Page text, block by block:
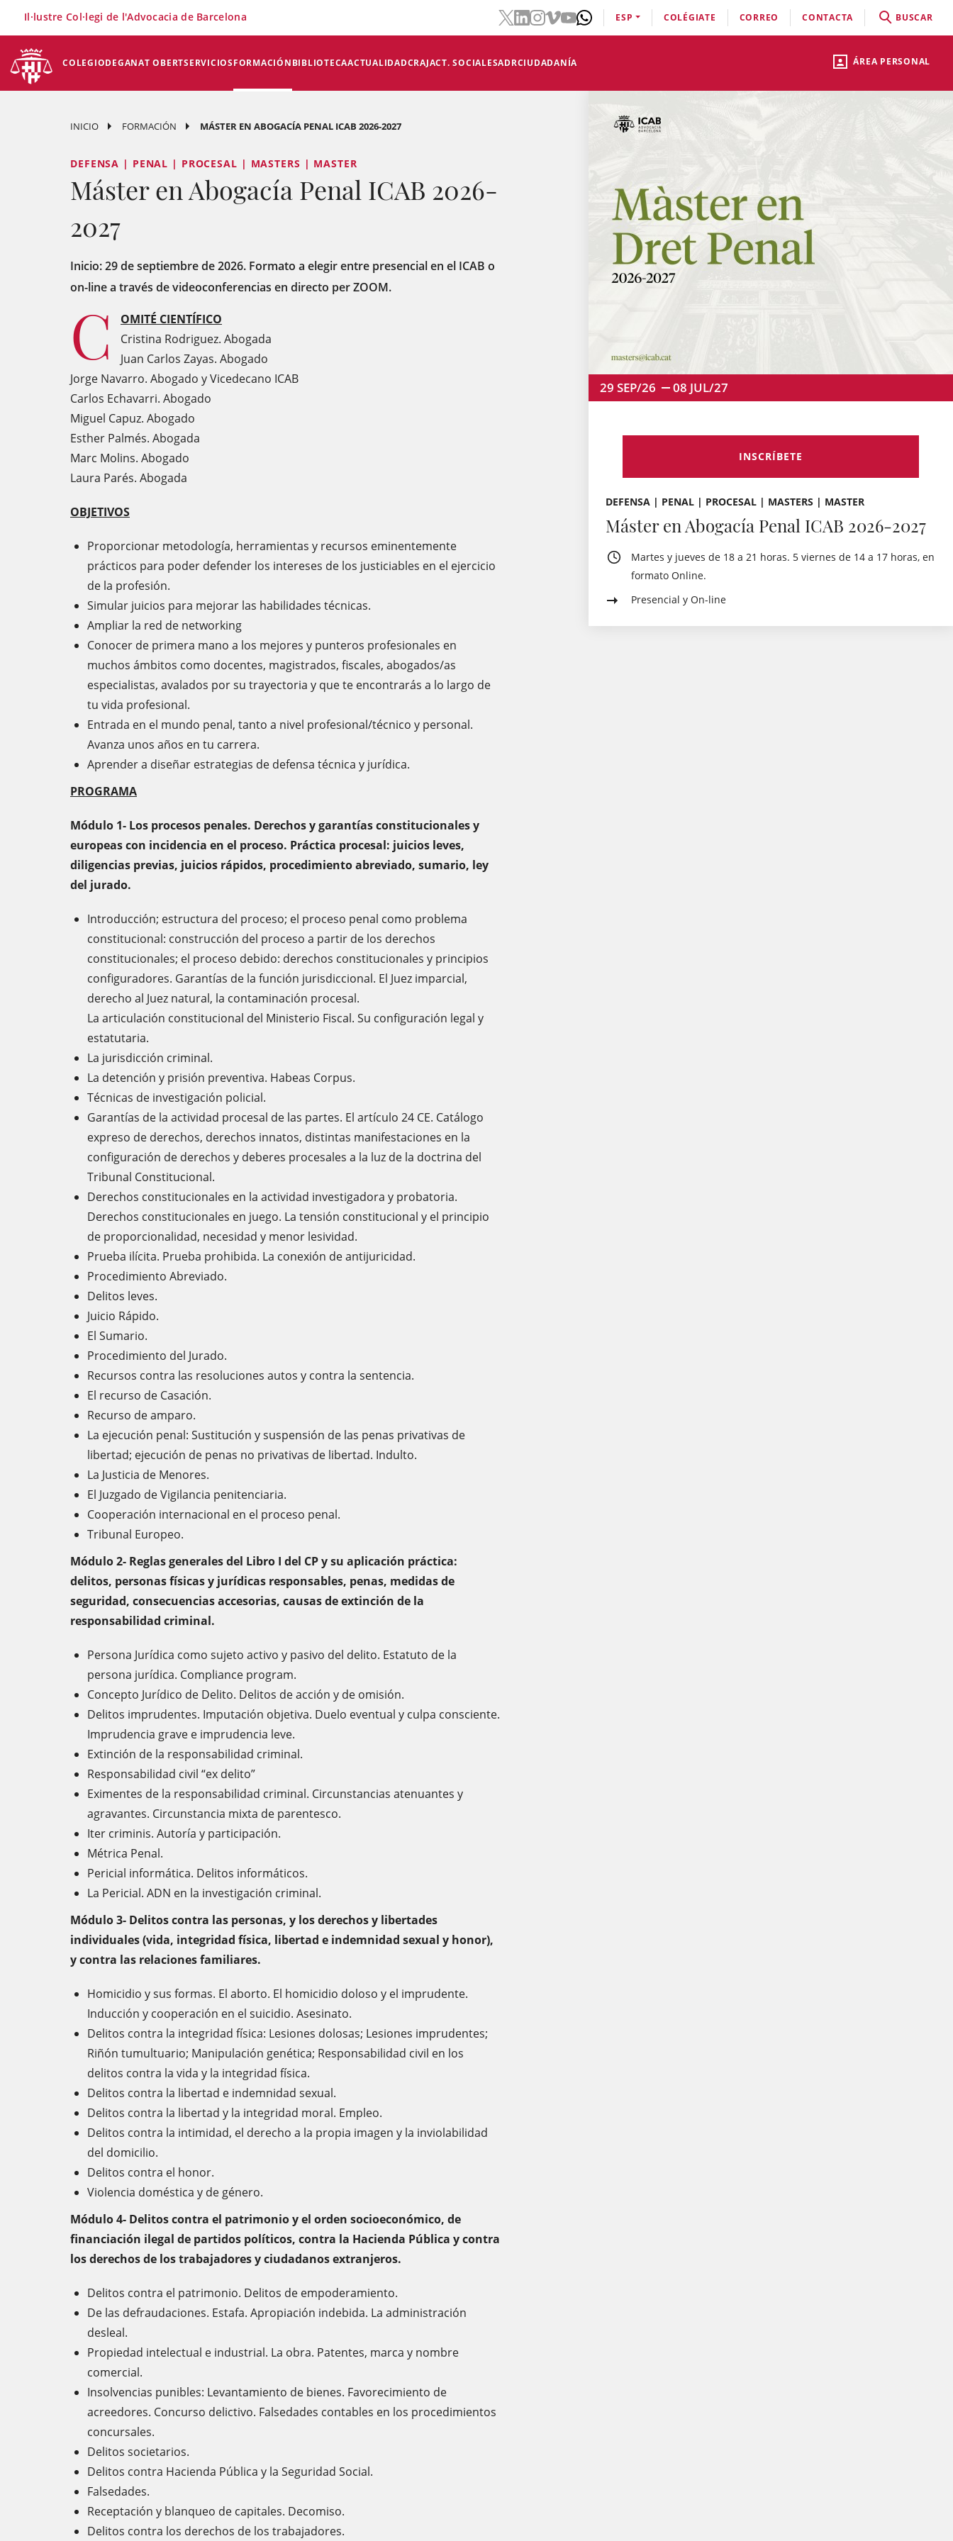
ÁREA PERSONAL
COLEGIODEGANAT OBERTSERVICIOSFORMACIÓNBIBLIOTECAACTUALIDADCRAJACT. SOCIALESADRCIUDADANÍA
Il·lustre Col·legi de l'Advocacia de Barcelona ESP COLÉGIATE CORREO CONTACTA BUSCAR
INICIO FORMACIÓN MÁSTER EN ABOGACÍA PENAL ICAB 2026-2027
DEFENSA | PENAL | PROCESAL | MASTERS | MASTER
Máster en Abogacía Penal ICAB 2026-
2027
Inicio: 29 de septiembre de 2026. Formato a elegir entre presencial en el ICAB o
on-line a través de videoconferencias en directo per ZOOM.
C
OMITÉ CIENTÍFICO
Cristina Rodriguez. Abogada
Juan Carlos Zayas. Abogado
Jorge Navarro. Abogado y Vicedecano ICAB
Carlos Echavarri. Abogado
Miguel Capuz. Abogado
Esther Palmés. Abogada
Marc Molins. Abogado
Laura Parés. Abogada
OBJETIVOS
Proporcionar metodología, herramientas y recursos eminentemente
prácticos para poder defender los intereses de los justiciables en el ejercicio
de la profesión.
Simular juicios para mejorar las habilidades técnicas.
Ampliar la red de networking
Conocer de primera mano a los mejores y punteros profesionales en
muchos ámbitos como docentes, magistrados, fiscales, abogados/as
especialistas, avalados por su trayectoria y que te encontrarás a lo largo de
tu vida profesional.
Entrada en el mundo penal, tanto a nivel profesional/técnico y personal.
Avanza unos años en tu carrera.
Aprender a diseñar estrategias de defensa técnica y jurídica.
PROGRAMA
Módulo 1- Los procesos penales. Derechos y garantías constitucionales y
europeas con incidencia en el proceso. Práctica procesal: juicios leves,
diligencias previas, juicios rápidos, procedimiento abreviado, sumario, ley
del jurado.
Introducción; estructura del proceso; el proceso penal como problema
constitucional: construcción del proceso a partir de los derechos
constitucionales; el proceso debido: derechos constitucionales y principios
configuradores. Garantías de la función jurisdiccional. El Juez imparcial,
derecho al Juez natural, la contaminación procesal.
La articulación constitucional del Ministerio Fiscal. Su configuración legal y
estatutaria.
La jurisdicción criminal.
La detención y prisión preventiva. Habeas Corpus.
Técnicas de investigación policial.
Garantías de la actividad procesal de las partes. El artículo 24 CE. Catálogo
expreso de derechos, derechos innatos, distintas manifestaciones en la
configuración de derechos y deberes procesales a la luz de la doctrina del
Tribunal Constitucional.
Derechos constitucionales en la actividad investigadora y probatoria.
Derechos constitucionales en juego. La tensión constitucional y el principio
de proporcionalidad, necesidad y menor lesividad.
Prueba ilícita. Prueba prohibida. La conexión de antijuricidad.
Procedimiento Abreviado.
Delitos leves.
Juicio Rápido.
El Sumario.
Procedimiento del Jurado.
Recursos contra las resoluciones autos y contra la sentencia.
El recurso de Casación.
Recurso de amparo.
La ejecución penal: Sustitución y suspensión de las penas privativas de
libertad; ejecución de penas no privativas de libertad. Indulto.
La Justicia de Menores.
El Juzgado de Vigilancia penitenciaria.
Cooperación internacional en el proceso penal.
Tribunal Europeo.
Módulo 2- Reglas generales del Libro I del CP y su aplicación práctica:
delitos, personas físicas y jurídicas responsables, penas, medidas de
seguridad, consecuencias accesorias, causas de extinción de la
responsabilidad criminal.
Persona Jurídica como sujeto activo y pasivo del delito. Estatuto de la
persona jurídica. Compliance program.
Concepto Jurídico de Delito. Delitos de acción y de omisión.
Delitos imprudentes. Imputación objetiva. Duelo eventual y culpa consciente.
Imprudencia grave e imprudencia leve.
Extinción de la responsabilidad criminal.
Responsabilidad civil “ex delito”
Eximentes de la responsabilidad criminal. Circunstancias atenuantes y
agravantes. Circunstancia mixta de parentesco.
Iter criminis. Autoría y participación.
Métrica Penal.
Pericial informática. Delitos informáticos.
La Pericial. ADN en la investigación criminal.
Módulo 3- Delitos contra las personas, y los derechos y libertades
individuales (vida, integridad física, libertad e indemnidad sexual y honor),
y contra las relaciones familiares.
Homicidio y sus formas. El aborto. El homicidio doloso y el imprudente.
Inducción y cooperación en el suicidio. Asesinato.
Delitos contra la integridad física: Lesiones dolosas; Lesiones imprudentes;
Riñón tumultuario; Manipulación genética; Responsabilidad civil en los
delitos contra la vida y la integridad física.
Delitos contra la libertad e indemnidad sexual.
Delitos contra la libertad y la integridad moral. Empleo.
Delitos contra la intimidad, el derecho a la propia imagen y la inviolabilidad
del domicilio.
Delitos contra el honor.
Violencia doméstica y de género.
Módulo 4- Delitos contra el patrimonio y el orden socioeconómico, de
financiación ilegal de partidos políticos, contra la Hacienda Pública y contra
los derechos de los trabajadores y ciudadanos extranjeros.
Delitos contra el patrimonio. Delitos de empoderamiento.
De las defraudaciones. Estafa. Apropiación indebida. La administración
desleal.
Propiedad intelectual e industrial. La obra. Patentes, marca y nombre
comercial.
Insolvencias punibles: Levantamiento de bienes. Favorecimiento de
acreedores. Concurso delictivo. Falsedades contables en los procedimientos
concursales.
Delitos societarios.
Delitos contra Hacienda Pública y la Seguridad Social.
Falsedades.
Receptación y blanqueo de capitales. Decomiso.
Delitos contra los derechos de los trabajadores.
29 SEP/26 08 JUL/27
INSCRÍBETE
DEFENSA | PENAL | PROCESAL | MASTERS | MASTER
Máster en Abogacía Penal ICAB 2026-2027
Martes y jueves de 18 a 21 horas. 5 viernes de 14 a 17 horas, en
formato Online.
Presencial y On-line